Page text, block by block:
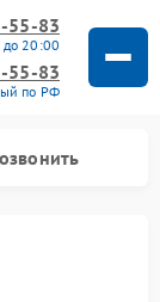
55-83
до 20:00
55-83
по РФ